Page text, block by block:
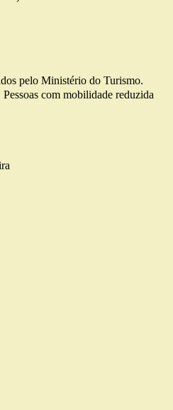
pelo Ministério do Turismo.
Pessoas com mobilidade reduzida